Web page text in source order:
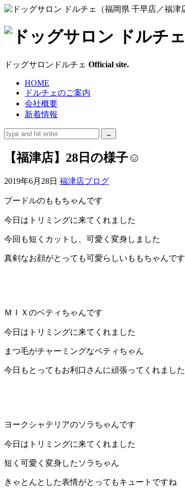
ド
ッ
グ
サ
ロ
ン
ル
チ
ェ
（福
県
千
早
店
福
津
店）
｜
ドッグサロンドルチェ Official site.
HOME
ドルチェのご案内
会社概要
新着情報
【福津店】28日の様子☺
2019年6月28日 福津店ブログ
プードルのももちゃんです
今日はトリミングに来てくれました
今回も短くカットし、可愛く変身しました
真剣なお顔がとっても可愛らしいももちゃんです
ＭＩＸのベティちゃんです
今日はトリミングに来てくれました
まつ毛がチャーミングなベティちゃん
今日もとってもお利口さんに頑張ってくれました
ヨークシャテリアのソラちゃんです
今日はトリミングに来てくれました
短く可愛く変身したソラちゃん
きゃとんとした表情がとってもキュートですね